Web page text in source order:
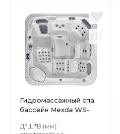
Гидромассажный спа
бассейн Mexda WS-
Д*Ш*В (мм):